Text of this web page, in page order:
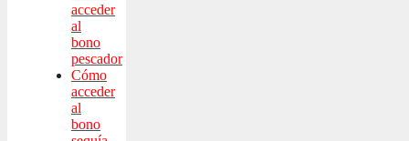
acceder
al
bono
pescador
Cómo
acceder
al
bono